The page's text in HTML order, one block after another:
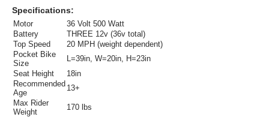
Specifications:
Motor
36 Volt 500 Watt
Battery
THREE 12v (36v total)
Top Speed
20 MPH (weight dependent)
Pocket Bike
Size
L=39in, W=20in, H=23in
Seat Height
18in
Recommended
Age
13+
Max Rider
Weight
170 lbs